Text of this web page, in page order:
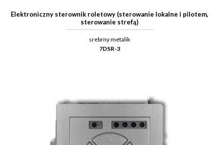
Elektroniczny sterownik roletowy (sterowanie lokalne i pilotem,
sterowanie strefą)
srebrny metalik
7DSR-3